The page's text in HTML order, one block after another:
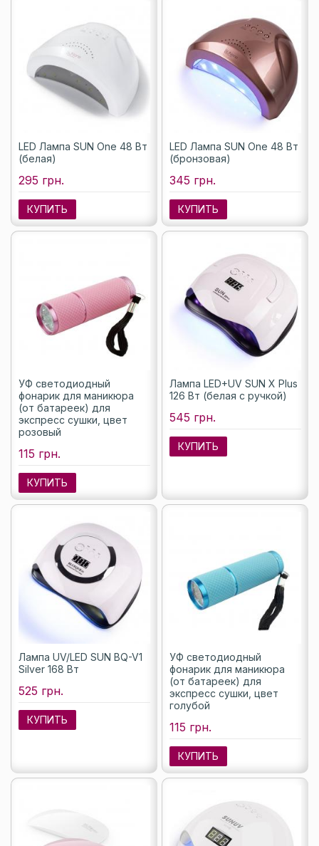
LED Лампа SUN One 48 Вт
(белая)
295 грн.
КУПИТЬ
LED Лампа SUN One 48 Вт
(бронзовая)
345 грн.
КУПИТЬ
УФ светодиодный
фонарик для маникюра
(от батареек) для
экспресс сушки, цвет
розовый
115 грн.
КУПИТЬ
Лампа LED+UV SUN X Plus
126 Вт (белая с ручкой)
545 грн.
КУПИТЬ
Лампа UV/LED SUN BQ-V1
Silver 168 Вт
525 грн.
КУПИТЬ
УФ светодиодный
фонарик для маникюра
(от батареек) для
экспресс сушки, цвет
голубой
115 грн.
КУПИТЬ